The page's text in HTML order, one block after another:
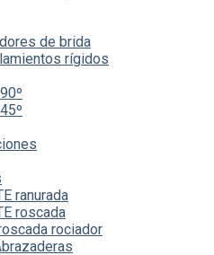
de brida
rígidos
ranurada
roscada
rociador